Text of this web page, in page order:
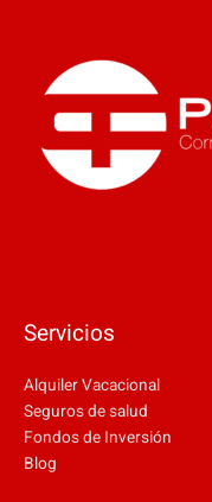
Servicios
Alquiler Vacacional
Seguros de salud
Fondos de Inversión
Blog